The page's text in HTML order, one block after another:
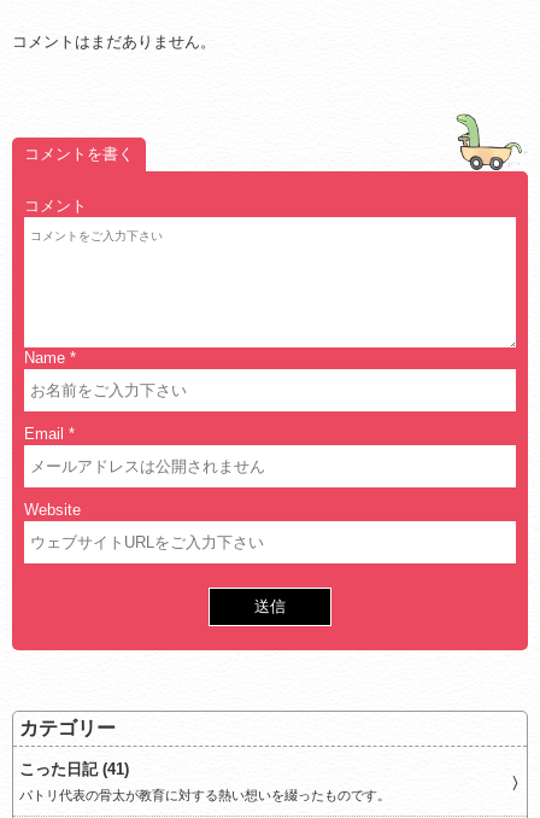
コメントはまだありません。
コメントを書く
コメント
Name *
Email *
Website
カテゴリー
こった日記 (41)
パトリ代表の骨太が教育に対する熱い想いを綴ったものです。